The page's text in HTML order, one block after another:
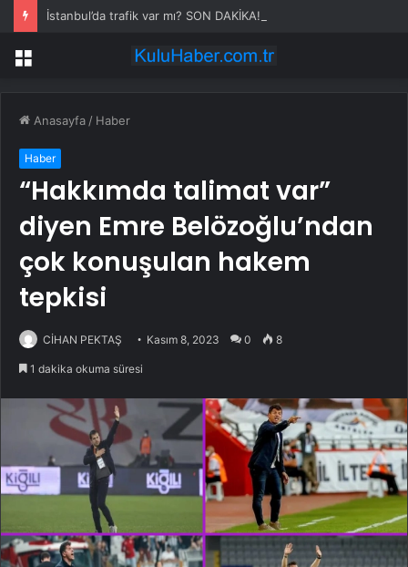
Menü
Anasayfa / Haber
Haber
“Hakkımda talimat var”
diyen Emre Belözoğlu’ndan
çok konuşulan hakem
tepkisi
CİHAN PEKTAŞ Kasım 8, 2023 0 8
1 dakika okuma süresi